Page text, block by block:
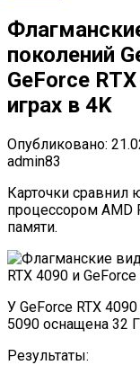
поколений
GeForce
играх в 4K
Опубликовано:
admin83
Карточки сравнил
процессором AMD
памяти.
У GeForce RTX
5090 оснащена 32
Результаты: